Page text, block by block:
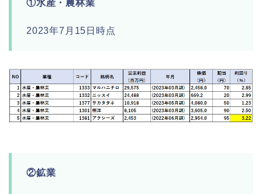
①水産・農林業
2023年7月15日時点
②鉱業